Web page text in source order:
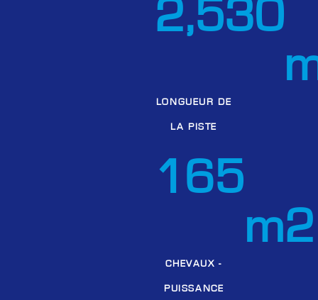
2,530
LONGUEUR DE
LA PISTE
165
m2
CHEVAUX -
PUISSANCE